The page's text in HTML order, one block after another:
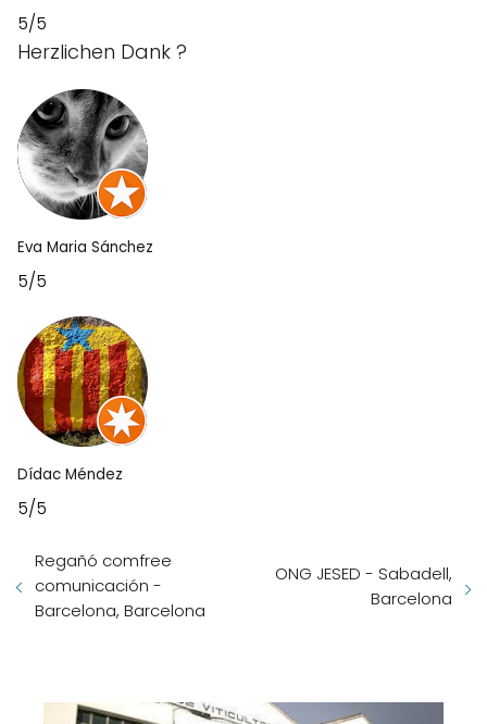
5/5
Herzlichen Dank ?
Eva Maria Sánchez
5/5
Dídac Méndez
5/5
Regañó comfree
comunicación -
Barcelona, Barcelona
ONG JESED - Sabadell,
Barcelona